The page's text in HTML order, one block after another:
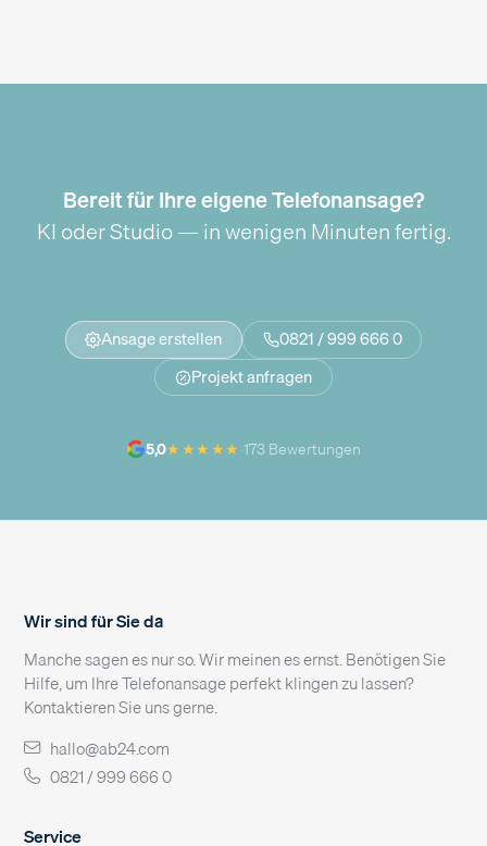
Bereit für Ihre eigene Telefonansage?
KI oder Studio — in wenigen Minuten fertig.
Ansage erstellen
0821 / 999 666 0
Projekt anfragen
5,0★★★★★·173 Bewertungen
Wir sind für Sie da
Manche sagen es nur so. Wir meinen es ernst. Benötigen Sie
Hilfe, um Ihre Telefonansage perfekt klingen zu lassen?
Kontaktieren Sie uns gerne.
hallo@ab24.com
0821 / 999 666 0
Service